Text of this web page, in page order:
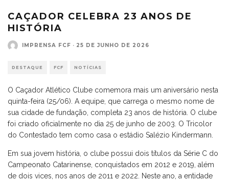
CAÇADOR CELEBRA 23 ANOS DE
HISTÓRIA
IMPRENSA FCF · 25 DE JUNHO DE 2026
DESTAQUE FCF NOTÍCIAS
O Caçador Atlético Clube comemora mais um aniversário nesta
quinta-feira (25/06). A equipe, que carrega o mesmo nome de
sua cidade de fundação, completa 23 anos de história. O clube
foi criado oficialmente no dia 25 de junho de 2003. O Tricolor
do Contestado tem como casa o estádio Salézio Kindermann.
Em sua jovem história, o clube possui dois títulos da Série C do
Campeonato Catarinense, conquistados em 2012 e 2019, além
de dois vices, nos anos de 2011 e 2022. Neste ano, a entidade